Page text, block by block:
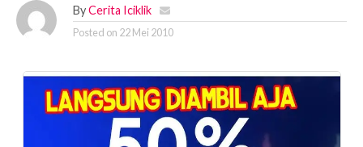
By Cerita Iciklik
Posted on 22 Mei 2010